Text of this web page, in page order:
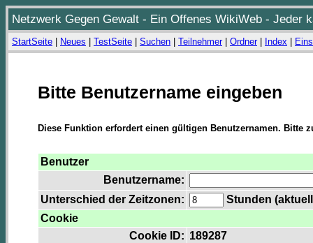
Netzwerk Gegen Gewalt - Ein Offenes WikiWeb - Jeder
StartSeite Neues TestSeite Suchen Teilnehmer| Ordner| Index
Bitte Benutzername eingeben
Diese Funktion erfordert einen gültigen Benutzernamen. Bitte
Benutzer
Benutzername:
Unterschied der Zeitzonen:
Stunden
Cookie
Cookie ID: 189287